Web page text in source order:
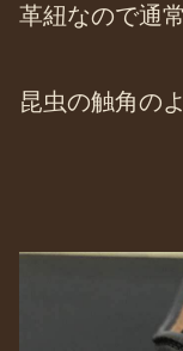
革紐なので通
昆虫の触角の